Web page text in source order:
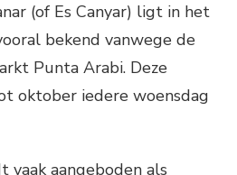
(of Es Canyar) ligt in het
bekend vanwege de
Punta Arabi. Deze
oktober iedere woensdag
aangeboden als